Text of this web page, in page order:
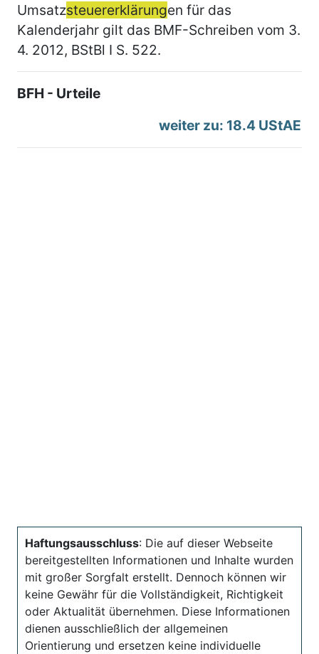
Umsatzsteuererklärungen für das
Kalenderjahr gilt das BMF-Schreiben vom 3.
4. 2012, BStBl I S. 522.
BFH - Urteile
weiter zu: 18.4 UStAE
Haftungsausschluss: Die auf dieser Webseite
bereitgestellten Informationen und Inhalte wurden
mit großer Sorgfalt erstellt. Dennoch können wir
keine Gewähr für die Vollständigkeit, Richtigkeit
oder Aktualität übernehmen. Diese Informationen
dienen ausschließlich der allgemeinen
Orientierung und ersetzen keine individuelle